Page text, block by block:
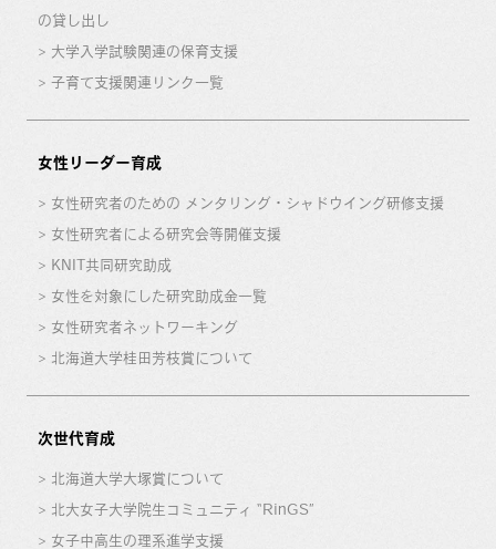
の貸し出し
大学入学試験関連の保育支援
子育て支援関連リンク一覧
女性リーダー育成
女性研究者のための メンタリング・シャドウイング研修支援
女性研究者による研究会等開催支援
KNIT共同研究助成
女性を対象にした研究助成金一覧
女性研究者ネットワーキング
北海道大学桂田芳枝賞について
次世代育成
北海道大学大塚賞について
北大女子大学院生コミュニティ “RinGS”
女子中高生の理系進学支援